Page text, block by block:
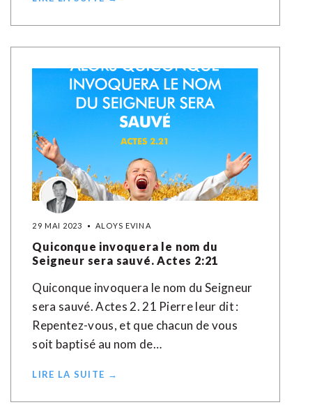
29 MAI 2023 ALOYS EVINA
Quiconque invoquera le nom du
Seigneur sera sauvé. Actes 2:21
Quiconque invoquera le nom du Seigneur
sera sauvé. Actes 2. 21 Pierre leur dit :
Repentez-vous, et que chacun de vous
soit baptisé au nom de…
LIRE LA SUITE →